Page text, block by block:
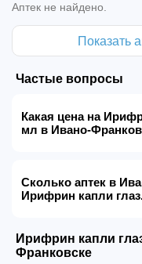
Аптек не найдено.
Показать
Частые вопросы
Какая цена на
мл в Ивано-
Сколько аптек в
Ирифрин капли
Ирифрин капли
Франковске